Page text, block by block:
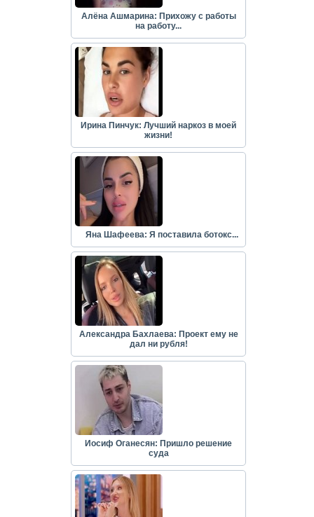
Алёна Ашмарина: Прихожу с работы
на работу...
Ирина Пинчук: Лучший наркоз в моей
жизни!
Яна Шафеева: Я поставила ботокс...
Александра Бахлаева: Проект ему не
дал ни рубля!
Иосиф Оганесян: Пришло решение
суда